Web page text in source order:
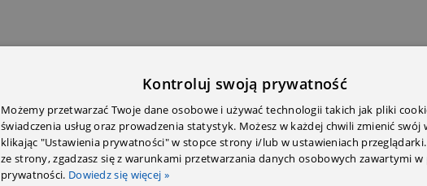
Kontroluj swoją prywatność
Możemy przetwarzać Twoje dane osobowe i używać technologii takich jak pliki
świadczenia usług oraz prowadzenia statystyk. Możesz w każdej chwili zmienić swój
klikając "Ustawienia prywatności" w stopce strony i/lub w ustawieniach
ze strony, zgadzasz się z warunkami przetwarzania danych osobowych zawartymi
prywatności. Dowiedz się więcej »